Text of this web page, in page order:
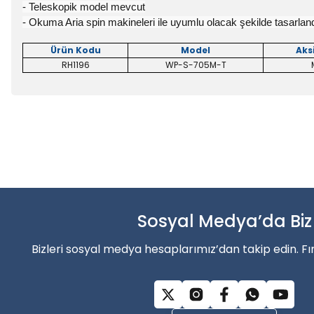
- Teleskopik model mevcut
- Okuma Aria spin makineleri ile uyumlu olacak şekilde
Ürün Kodu Model
RH1196
WP-S-705M-T
Ürün fiyatı diğer sitelerden daha pahalı.
Bu ürüne benzer farklı alternatifler olmalı.
Alışverişe Başla
Sosyal Medya’da Biz
Bizleri sosyal medya hesaplarımız’dan takip edin.